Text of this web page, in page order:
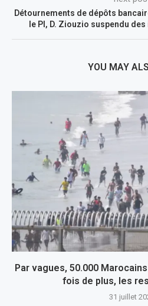
Détournements de dépôts
le PI, D. Ziouzio suspendu
YOU MAY
Par vagues, 50.000
fois de plus, les
31 juillet